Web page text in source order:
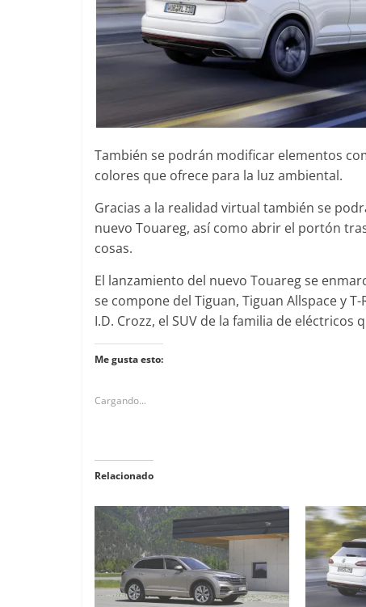
También se podrán modificar elementos
colores que ofrece para la luz ambiental.
Gracias a la realidad virtual también se
nuevo Touareg, así como abrir el portón
cosas.
El lanzamiento del nuevo Touareg se
se compone del Tiguan, Tiguan Allspace y
I.D. Crozz, el SUV de la familia de
Me gusta esto:
Cargando...
Relacionado
31 de mayo de 2022 mospotter84 0